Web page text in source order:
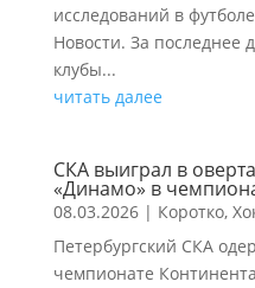
исследований в
Новости. За последнее
клубы...
читать далее
СКА выиграл в
«Динамо» в
08.03.2026| Коротко,
Петербургский СКА
чемпионате